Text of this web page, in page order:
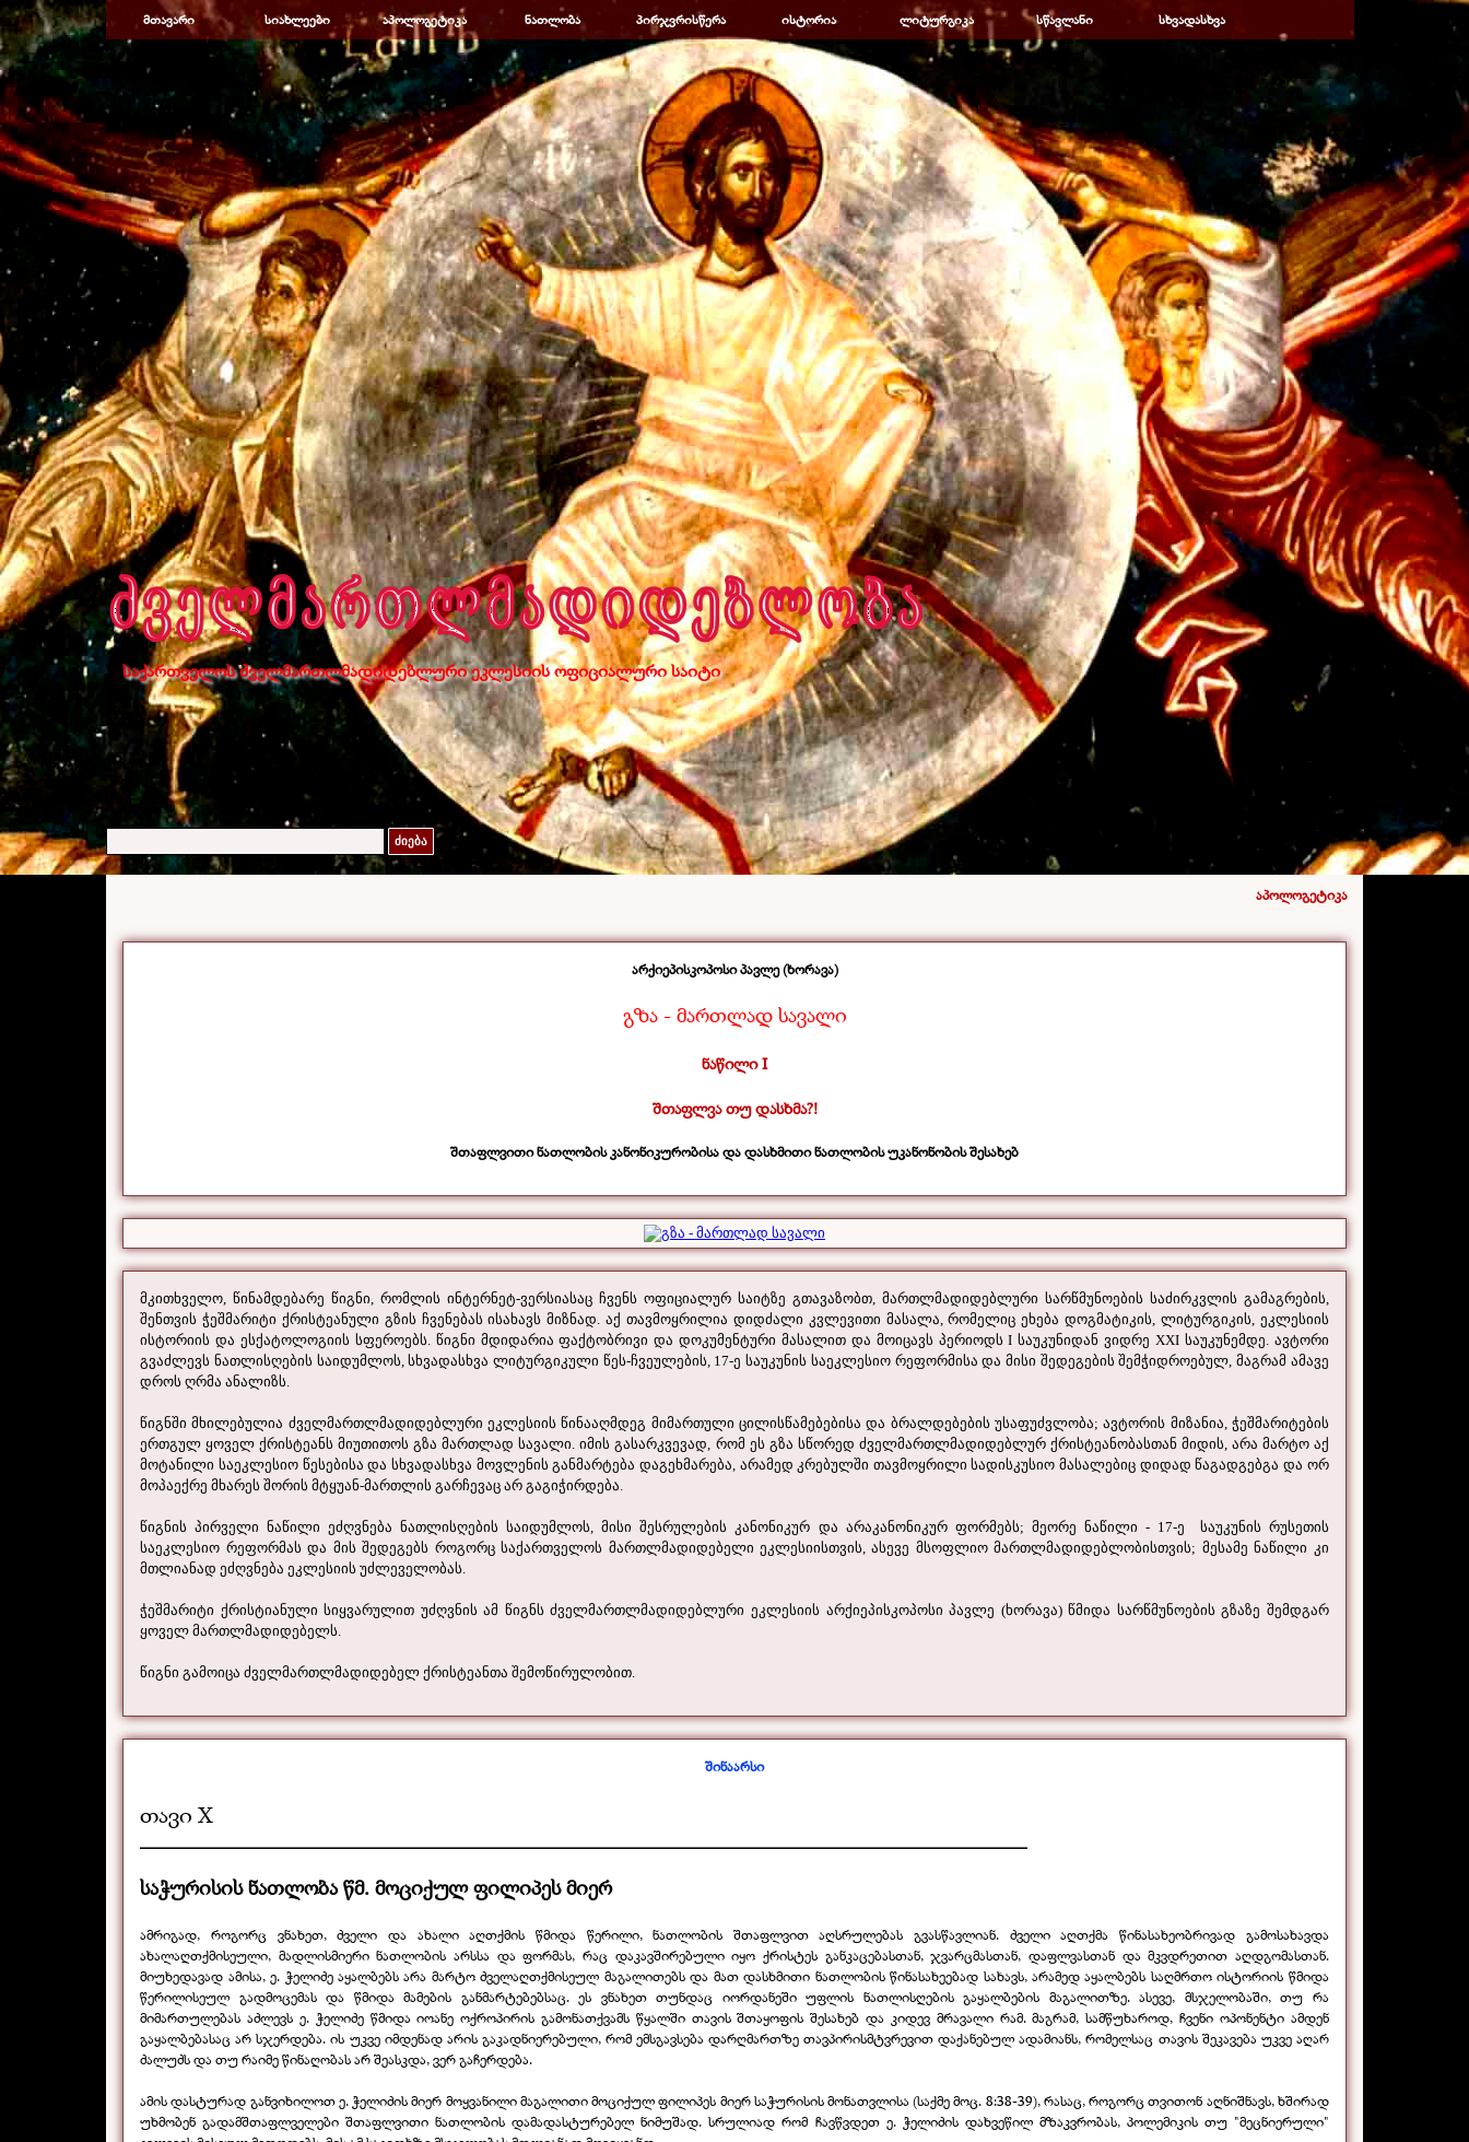
Перейти к контенту
მთავარი სიახლეები ▼
აპოლოგეტიკა ▼
ნათლობა ▼
პირჯვრისწერა ▼
ისტორია ▼
ლიტურგიკა ▼
სწავლანი ▼
სხვადასხვა
საქართველოს ძველმართლმადიდებლური ეკლესიის ოფიციალური საიტი
ძიება
აპოლოგეტიკა
არქიეპისკოპოსი პავლე (ხორავა)
გზა - მართლად სავალი
ნაწილი I
შთაფლვა თუ დასხმა?!
შთაფლვითი ნათლობისკანონიკურობისა და დასხმითი ნათლობის უკანონობის შესახებ
მკითხველო, წინამდებარე წიგნი, რომლის ინტერნეტ-ვერსიასაც ჩვენს ოფიციალურ საიტზე გთავაზობთ, მართლმადიდებლური სარწმუნოების საძირკვლის გამაგრების,
შენთვის ჭეშმარიტი ქრისტეანული გზის ჩვენებას ისახავს მიზნად. აქ თავმოყრილია დიდძალი კვლევითი მასალა, რომელიც ეხება დოგმატიკის, ლიტურგიკის, ეკლესიის
ისტორიის და ესქატოლოგიის სფეროებს. წიგნი მდიდარია ფაქტობრივი და დოკუმენტური მასალით და მოიცავს პერიოდს I საუკუნიდან ვიდრე XXI საუკუნემდე. ავტორი
გვაძლევს ნათლისღების საიდუმლოს, სხვადასხვა ლიტურგიკული წეს-ჩვეულების, 17-ე საუკუნის საეკლესიო რეფორმისა და მისი შედეგების შემჭიდროებულ, მაგრამ ამავე
დროს ღრმა ანალიზს.
წიგნში მხილებულია ძველმართლმადიდებლური ეკლესიის წინააღმდეგ მიმართული ცილისწამებებისა და ბრალდებების უსაფუძვლობა; ავტორის მიზანია, ჭეშმარიტების
ერთგულ ყოველ ქრისტეანს მიუთითოს გზა მართლად სავალი. იმის გასარკვევად, რომ ეს გზა სწორედ ძველმართლმადიდებლურ ქრისტეანობასთან მიდის, არა მარტო აქ
მოტანილი საეკლესიო წესებისა და სხვადასხვა მოვლენის განმარტება დაგეხმარება, არამედ კრებულში თავმოყრილი სადისკუსიო მასალებიც დიდად წაგადგებგა და ორ
მოპაექრე მხარეს შორის მტყუან-მართლის გარჩევაც არ გაგიჭირდება.
წიგნის პირველი ნაწილი ეძღვნება ნათლისღების საიდუმლოს, მისი შესრულების კანონიკურ და არაკანონიკურ ფორმებს; მეორე ნაწილი - 17-ე საუკუნის რუსეთის
საეკლესიო რეფორმას და მის შედეგებს როგორც საქართველოს მართლმადიდებელი ეკლესიისთვის, ასევე მსოფლიო მართლმადიდებლობისთვის; მესამე ნაწილი კი
მთლიანად ეძღვნება ეკლესიის უძლეველობას.
ჭეშმარიტი ქრისტიანული სიყვარულით უძღვნის ამ წიგნს ძველმართლმადიდებლური ეკლესიის არქიეპისკოპოსი პავლე (ხორავა) წმიდა სარწმუნოების გზაზე შემდგარ
ყოველ მართლმადიდებელს.
წიგნი გამოიცა ძველმართლმადიდებელ ქრისტეანთა შემოწირულობით.
შინაარსი
თავი X
საჭურისის ნათლობა წმ. მოციქულ ფილიპეს მიერ
ამრიგად, როგორც ვნახეთ, ძველი და ახალი აღთქმის წმიდა წერილი, ნათლობის შთაფლვით აღსრულებას გვასწავლიან. ძველი აღთქმა წინასახეობრივად გამოსახავდა
ახალაღთქმისეული, მადლისმიერი ნათლობის არსსა და ფორმას, რაც დაკავშირებული იყო ქრისტეს განკაცებასთან, ჯვარცმასთან, დაფლვასთან და მკვდრეთით აღდგომასთან.
მიუხედავად ამისა, ე. ჭელიძე აყალბებს არა მარტო ძველაღთქმისეულ მაგალითებს და მათ დასხმითი ნათლობის წინასახეებად სახავს, არამედ აყალბებს საღმრთო ისტორიის წმიდა
წერილისეულ გადმოცემას და წმიდა მამების განმარტებებსაც. ეს ვნახეთ თუნდაც იორდანეში უფლის ნათლისღების გაყალბების მაგალითზე. ასევე, მსჯელობაში, თუ რა
მიმართულებას აძლევს ე. ჭელიძე წმიდა იოანე ოქროპირის გამონათქვამს წყალში თავის შთაყოფის შესახებ და კიდევ მრავალი რამ. მაგრამ, სამწუხაროდ, ჩვენი ოპონენტი ამდენ
გაყალბებასაც არ სჯერდება. ის უკვე იმდენად არის გაკადნიერებული, რომ ემსგავსება დარღმართზე თავპირისმტვრევით დაქანებულ ადამიანს, რომელსაც თავის შეკავება უკვე აღარ
ძალუძს და თუ რაიმე წინაღობას არ შეასკდა, ვერ გაჩერდება.
ამის დასტურად განვიხილოთ ე. ჭელიძის მიერ მოყვანილი მაგალითი მოციქულ ფილიპეს მიერ საჭურისის მონათვლისა (საქმე მოც. 8:38-39), რასაც, როგორც თვითონ აღნიშნავს, ხშირად
უხმობენ გადამშთაფლველები შთაფლვითი ნათლობის დამადასტურებელ ნიმუშად. სრულიად რომ ჩავწვდეთ ე. ჭელიძის დახვეწილ მზაკვრობას, პოლემიკის თუ "მეცნიერული"